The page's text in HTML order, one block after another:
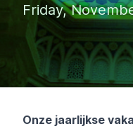
Friday,
Onze jaarlijkse